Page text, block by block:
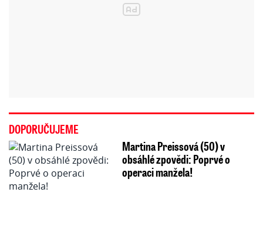
DOPORUČUJEME
Martina Preissová (50) v
obsáhlé zpovědi: Poprvé o
operaci manžela!